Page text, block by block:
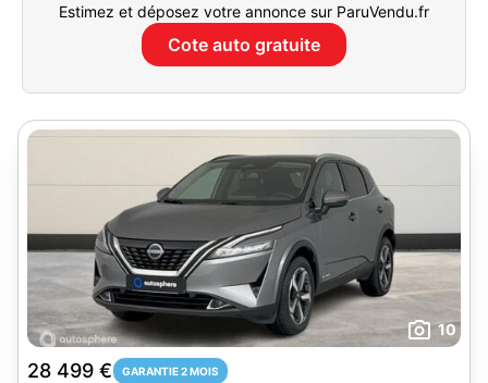
Estimez et déposez votre annonce sur ParuVendu.fr
Cote auto gratuite
10
28 499 € GARANTIE 2 MOIS